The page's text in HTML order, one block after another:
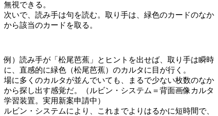
無視できる。
次いで、読み手は句を読む。取り手は、緑色のカードのなか
から該当のカードを取る。
例）読み手が「松尾芭蕉」とヒントを出せば、取り手は瞬時
に、直感的に緑色（松尾芭蕉）のカルタに目が行く。
場に多くのカルタが並んでいても、まるで少ない枚数のなか
から探し出す感覚だ。（ルビン・システム＝背面画像カルタ
学習装置。実用新案申請中）
ルビン・システムにより、これまでよりはるかに短時間で、